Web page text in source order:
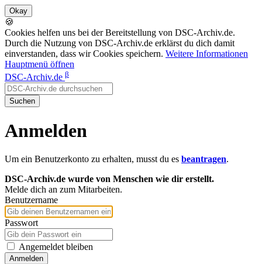
🍪
Cookies helfen uns bei der Bereitstellung von DSC-Archiv.de.
Durch die Nutzung von DSC-Archiv.de erklärst du dich damit
einverstanden, dass wir Cookies speichern. Weitere Informationen
Hauptmenü öffnen
DSC-Archiv.de β
Suchen
Anmelden
Um ein Benutzerkonto zu erhalten, musst du es beantragen.
DSC-Archiv.de wurde von Menschen wie dir erstellt.
Melde dich an zum Mitarbeiten.
Benutzername
Passwort
Angemeldet bleiben
Anmelden